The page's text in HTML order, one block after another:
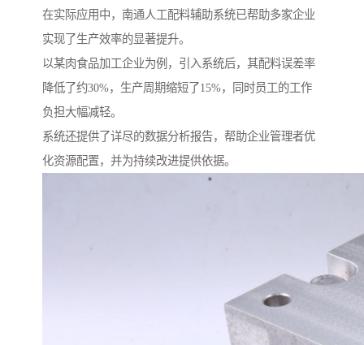
在实际应用中，南通人工配料辅助系统已帮助多家企业
实现了生产效率的显著提升。
以某肉食品加工企业为例，引入系统后，其配料误差率
降低了约30%，生产周期缩短了15%，同时员工的工作
负担大幅减轻。
系统还提供了详尽的数据分析报告，帮助企业管理者优
化资源配置，并为持续改进提供依据。